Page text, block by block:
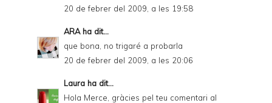
20 de febrer del 2009, a les 19:58
ARAha dit...
que bona, no trigaré a probarla
20 de febrer del 2009, a les 20:06
Laura ha dit...
Hola Merce, gràcies pel teu comentari al